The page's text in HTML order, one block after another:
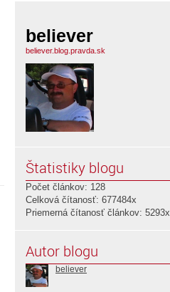
believer
believer.blog.pravda.sk
Štatistiky blogu
Počet článkov: 128
Celková čítanosť: 677484x
Priemerná čítanosť článkov: 5293x
Autor blogu
believer